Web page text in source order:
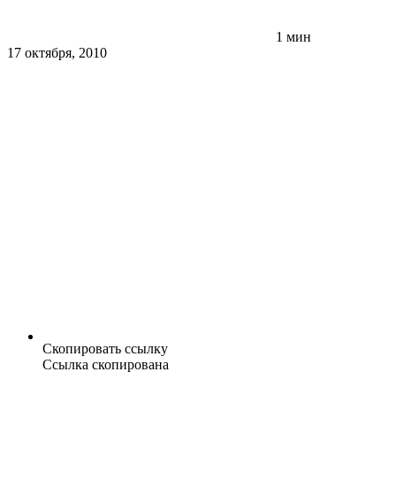
1 мин
17 октября, 2010
Скопировать ссылку
Ссылка скопирована